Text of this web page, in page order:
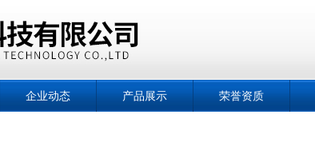
企业动态 产品展示 荣誉资质